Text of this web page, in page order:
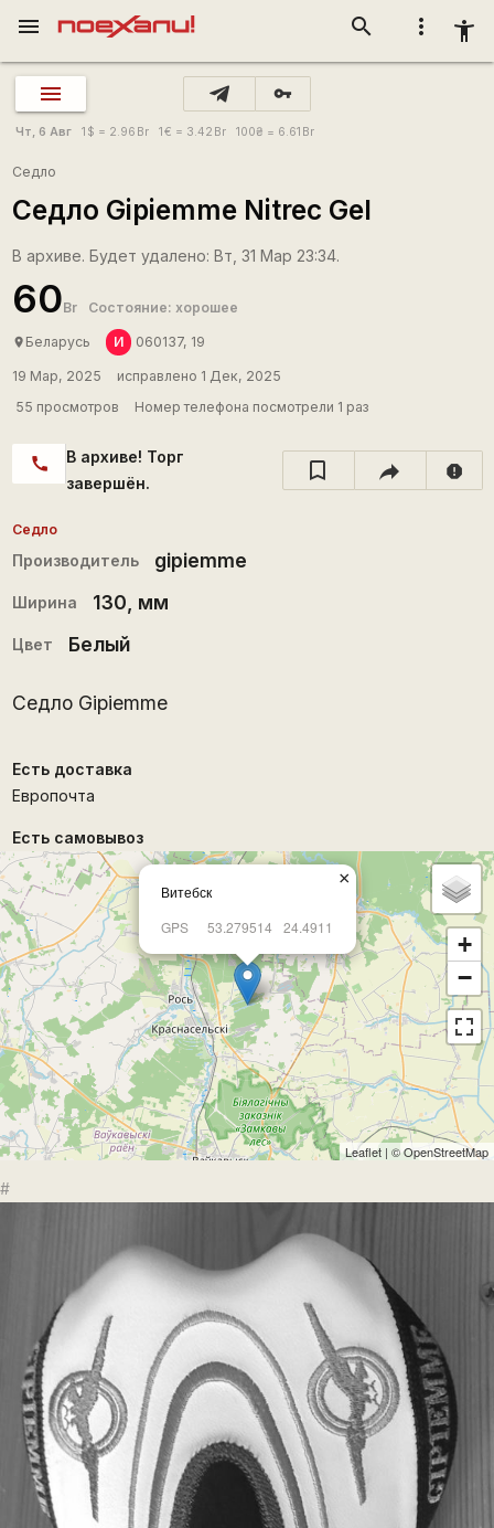
more_vert accessibility_new
search
menu
vpn_key
Чт, 6 Авг 1 $ = 2.96 Br 1€ = 3.42 Br 100₴ = 6.61 Br
Седло
Седло Gipiemme Nitrec Gel
В архиве. Будет удалено: Вт, 31 Мар 23:34.
60Br Состояние: хорошее
place Беларусь И 060137, 19
19 Мар, 2025
исправлено 1 Дек, 2025
55 просмотров
Номер телефона посмотрели 1 раз
call
В архиве! Торг
завершён.
report
Седло
Производитель gipiemme
Ширина 130 , мм
Цвет Белый
Седло Gipiemme
Есть доставка
Европочта
Есть самовывоз
Витебск
GPS
53.279514 24.4911
×
+
−
Leaflet | ©OpenStreetMap
#